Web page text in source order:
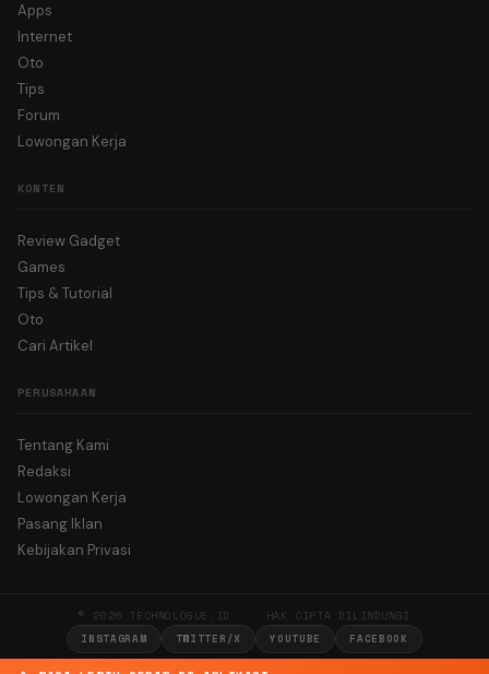
Apps
Internet
Oto
Tips
Forum
Lowongan Kerja
KONTEN
Review Gadget
Games
Tips & Tutorial
Oto
Cari Artikel
PERUSAHAAN
Tentang Kami
Redaksi
Lowongan Kerja
Pasang Iklan
Kebijakan Privasi
© 2026 TECHNOLOGUE.ID · HAK CIPTA DILINDUNGI
INSTAGRAM TWITTER/X YOUTUBE FACEBOOK